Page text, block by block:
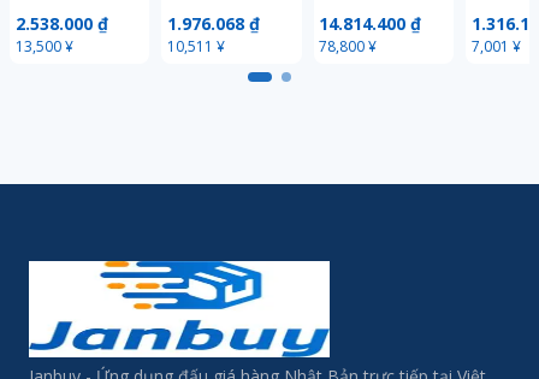
ク 未使用 デッド
ストック 当時物
2.538.000 ₫
13,500 ¥
使用 デッドスト
ック 当時物 卓球
ラケット 箱付 1円
1.976.068 ₫
10,511 ¥
ゴールデン 中国
式 中ペン CS
14.814.400 ₫
78,800 ¥
トック 当
球 ラケッ
7,001 ¥